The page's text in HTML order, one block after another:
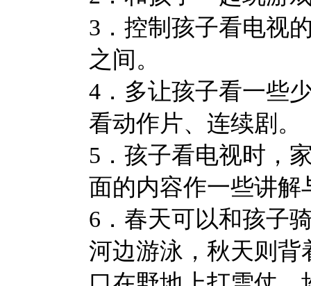
3．控制孩子看电视
之间。
4．多让孩子看一些
看动作片、连续剧。
5．孩子看电视时，
面的内容作一些讲解
6．春天可以和孩子
河边游泳，秋天则